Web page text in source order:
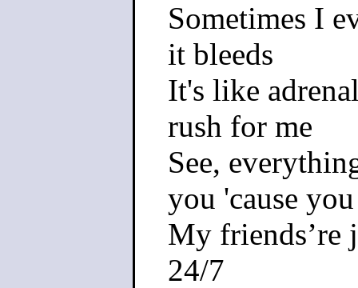
Sometimes I
it bleeds
It's like
rush for me
See,
you 'cause
My friends’re
24/7